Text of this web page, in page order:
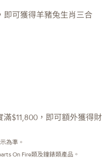
即可獲得羊豬兔生肖三合
$11,800，即可額外獲得財
為準。
On Fire類及鐘錶類產品。